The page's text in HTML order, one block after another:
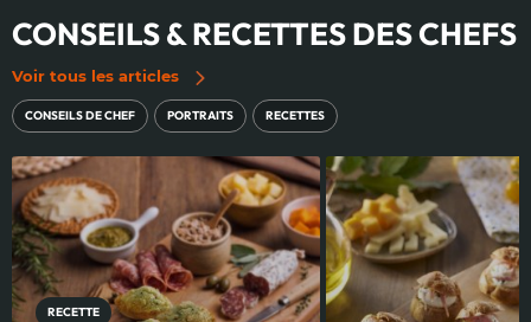
CONSEILS & RECETTES DES CHEFS
CONSEILS DE CHEF PORTRAITS RECETTES
Voir tous les articles
RECETTE